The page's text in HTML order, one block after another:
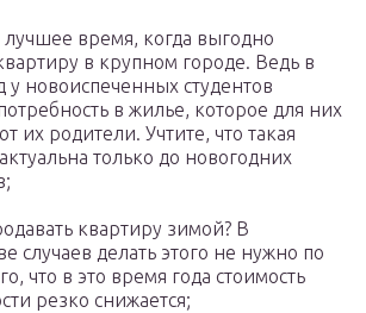
лучшее время, когда выгодно
в крупном городе. Ведь в
у новоиспеченных студентов
в жилье, которое для них
их родители. Учтите, что такая
только до новогодних
квартиру зимой? В
случаев делать этого не нужно по
что в это время года стоимость
резко снижается;